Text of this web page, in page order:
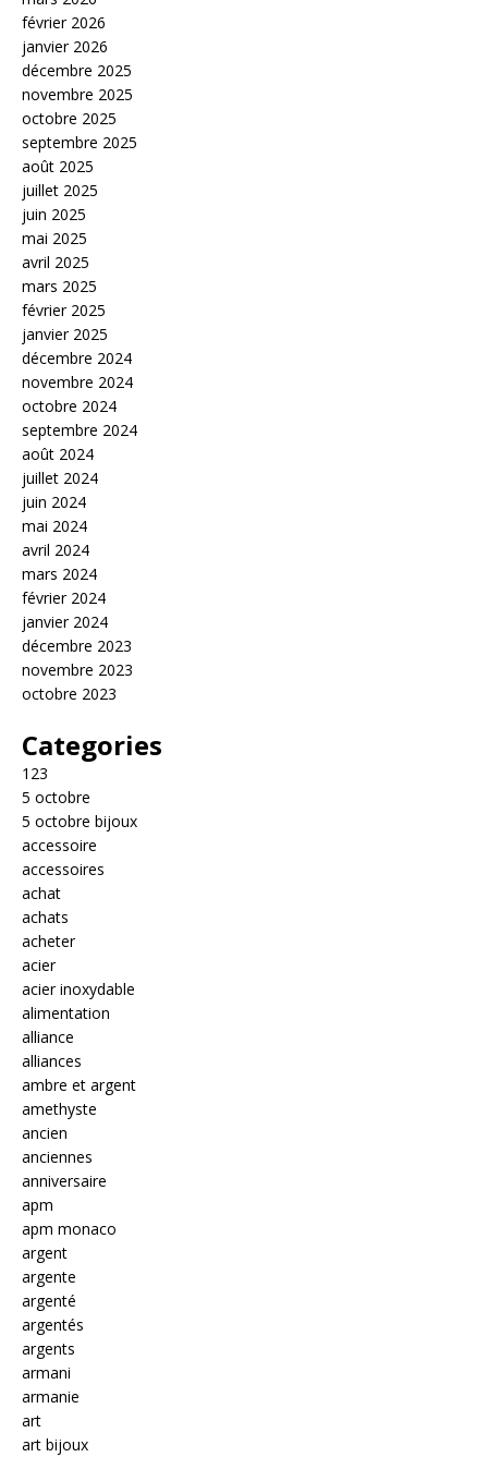
février 2026
janvier 2026
décembre 2025
novembre 2025
octobre 2025
septembre 2025
août 2025
juillet 2025
juin 2025
mai 2025
avril 2025
mars 2025
février 2025
janvier 2025
décembre 2024
novembre 2024
octobre 2024
septembre 2024
août 2024
juillet 2024
juin 2024
mai 2024
avril 2024
mars 2024
février 2024
janvier 2024
décembre 2023
novembre 2023
octobre 2023
Categories
123
5 octobre
5 octobre bijoux
accessoire
accessoires
achat
achats
acheter
acier
acier inoxydable
alimentation
alliance
alliances
ambre et argent
amethyste
ancien
anciennes
anniversaire
apm
apm monaco
argent
argente
argenté
argentés
argents
armani
armanie
art
art bijoux